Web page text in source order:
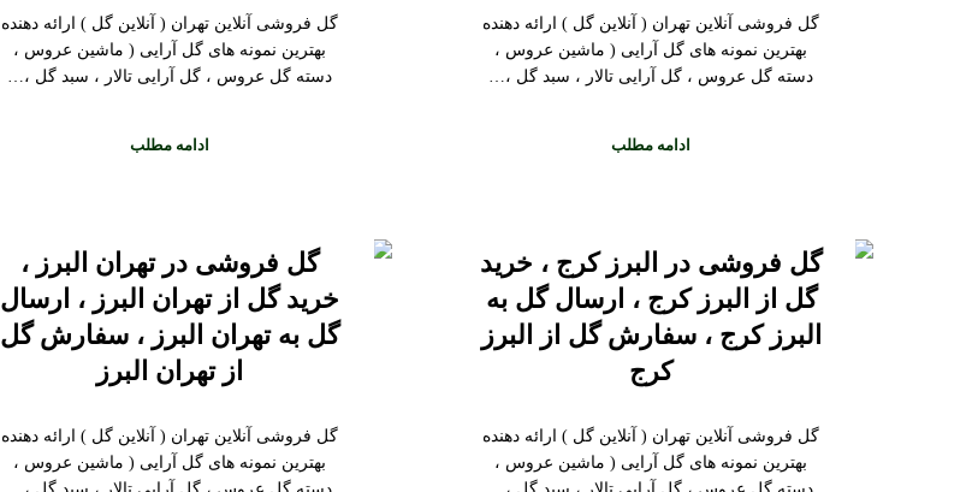
گل فروشی آنلاین تهران ( آنلاین گل ) ارائه دهنده
بهترین نمونه های گل آرایی ( ماشین عروس ،
دسته گل عروس ، گل آرایی تالار ، سبد گل ،…
ادامه مطلب
گل فروشی آنلاین تهران ( آنلاین گل ) ارائه دهنده
بهترین نمونه های گل آرایی ( ماشین عروس ،
دسته گل عروس ، گل آرایی تالار ، سبد گل ،…
ادامه مطلب
گل فروشی در البرز کرج ، خرید
گل از البرز کرج ، ارسال گل به
البرز کرج ، سفارش گل از البرز
کرج
گل فروشی آنلاین تهران ( آنلاین گل ) ارائه دهنده
بهترین نمونه های گل آرایی ( ماشین عروس ،
گل فروشی در تهران البرز ،
خرید گل از تهران البرز ، ارسال
گل به تهران البرز ، سفارش گل
از تهران البرز
گل فروشی آنلاین تهران ( آنلاین گل ) ارائه دهنده
بهترین نمونه های گل آرایی ( ماشین عروس ،